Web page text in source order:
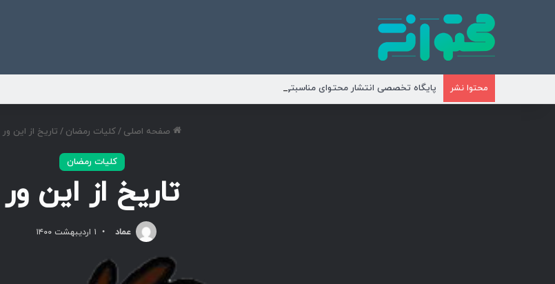
محتوا نشر پایگاه تخصصی انتشار محتوای مناسبتی و موضوعی
صفحه اصلی /کلیات رمضان / تاریخ از این ور
کلیات رمضان
تاریخ از این ور
عماد ۱ اردیبهشت ۱۴۰۰